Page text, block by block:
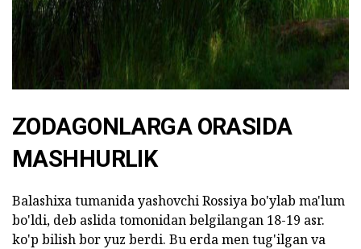
ZODAGONLARGA ORASIDA
MASHHURLIK
Balashixa tumanida yashovchi Rossiya bo'ylab ma'lum
bo'ldi, deb aslida tomonidan belgilangan 18-19 asr.
ko'p bilish bor yuz berdi. Bu erda men tug'ilgan va